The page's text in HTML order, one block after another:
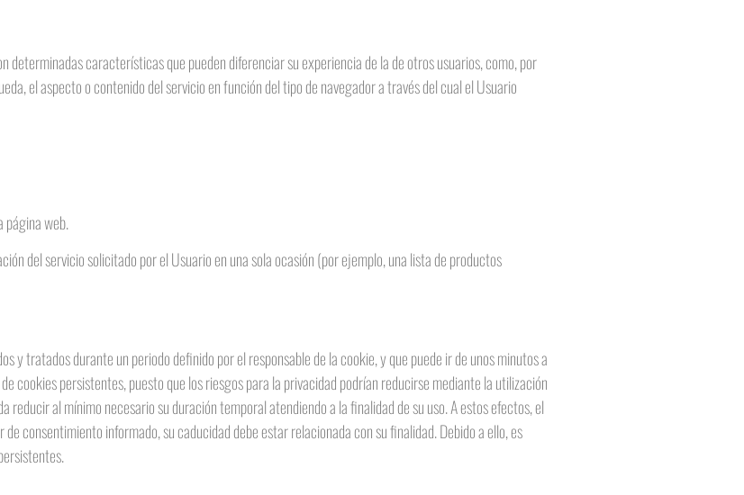
características que pueden diferenciar su experiencia de la de otros usuarios, como, por
el aspecto o contenido del servicio en función del tipo de navegador a través del cual el Usuario
página web.
del servicio solicitado por el Usuario en una sola ocasión (por ejemplo, una lista de productos
y tratados durante un periodo definido por el responsable de la cookie, y que puede ir de unos minutos a
cookies persistentes, puesto que los riesgos para la privacidad podrían reducirse mediante la utilización
al mínimo necesario su duración temporal atendiendo a la finalidad de su uso. A estos efectos, el
consentimiento informado, su caducidad debe estar relacionada con su finalidad. Debido a ello, es